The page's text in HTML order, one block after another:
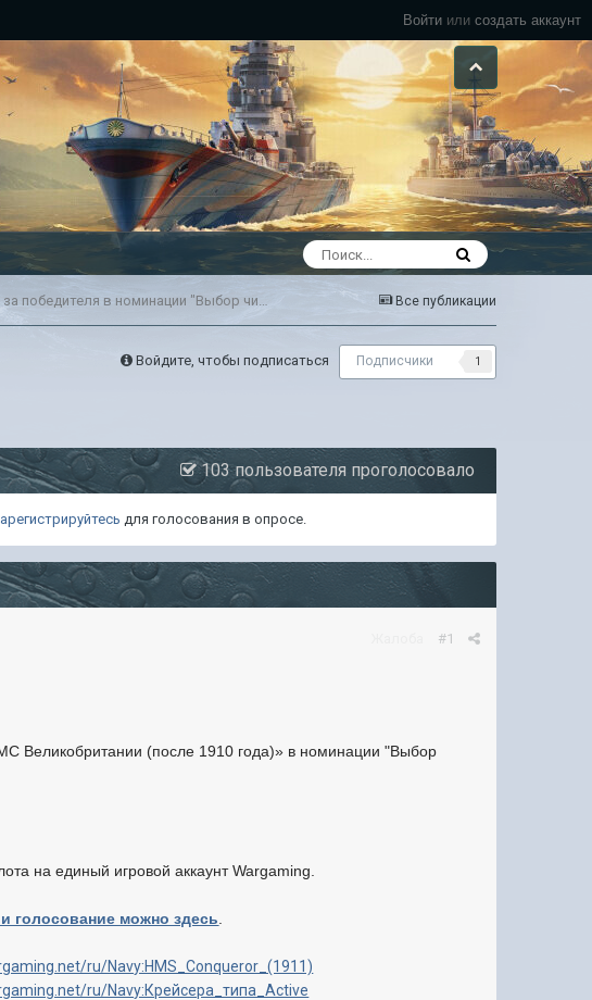
Войти или создать аккаунт
Все публикации
Конкурс «Вики-спринт №6». Голосование за победителя в номинации "Выбор читателей"
Войдите, чтобы подписаться Подписчики 1
103 пользователя проголосовало
для голосования в опросе.
#1
Великобритании (после 1910 года)» в номинации"Выбор
на единый игровой аккаунт Wargaming.
голосование можно здесь
ru/Navy:HMS_Conqueror_(1911)
ru/Navy:Крейсера_типа_Active